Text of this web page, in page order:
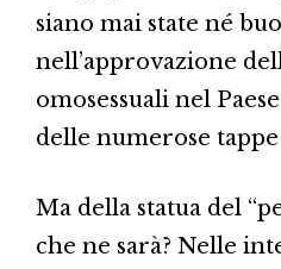
siano mai state né
nell’approvazione
omosessuali nel
delle numerose
Ma della statua del
che ne sarà? Nelle